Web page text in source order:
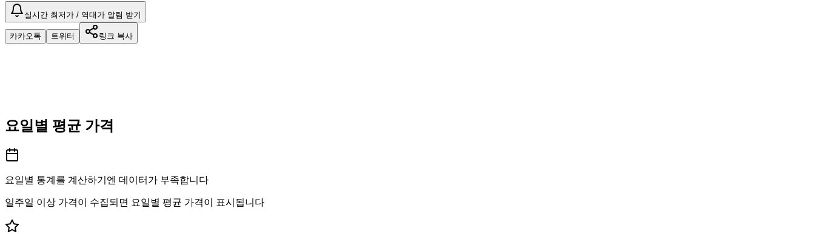
실시간 최저가 / 역대가 알림 받기
카카오톡 트위터 링크 복사
요일별 평균 가격
요일별 통계를 계산하기엔 데이터가 부족합니다
일주일 이상 가격이 수집되면 요일별 평균 가격이 표시됩니다